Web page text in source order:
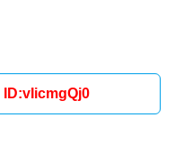
ID:vIicmgQj0